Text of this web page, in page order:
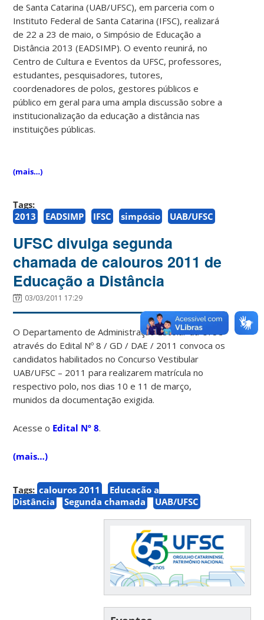
de Santa Catarina (UAB/UFSC), em parceria com o
Instituto Federal de Santa Catarina (IFSC), realizará
de 22 a 23 de maio, o Simpósio de Educação a
Distância 2013 (EADSIMP). O evento reunirá, no
Centro de Cultura e Eventos da UFSC, professores,
estudantes, pesquisadores, tutores,
coordenadores de polos, gestores públicos e
público em geral para uma ampla discussão sobre a
institucionalização da educação a distância nas
instituições públicas.
(mais…)
Tags:
2013
EADSIMP IFSC simpósio UAB/UFSC
UFSC divulga segunda
chamada de calouros 2011 de
Educação a Distância
03/03/2011 17:29
O Departamento de Administração Escolar da UFSC
através do Edital Nº 8 / GD / DAE / 2011 convoca os
candidatos habilitados no Concurso Vestibular
UAB/UFSC – 2011 para realizarem matrícula no
respectivo polo, nos dias 10 e 11 de março,
munidos da documentação exigida.
Acesse o Edital Nº 8.
(mais…)
Tags: calouros 2011
Educação a
Distância
Segunda chamada UAB/UFSC